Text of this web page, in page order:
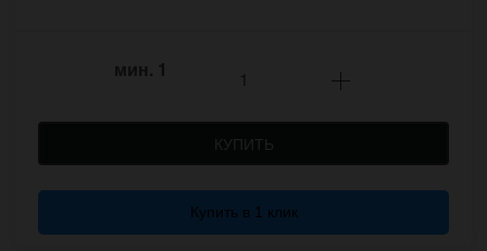
мин. 1
КУПИТЬ
Купить в 1 клик